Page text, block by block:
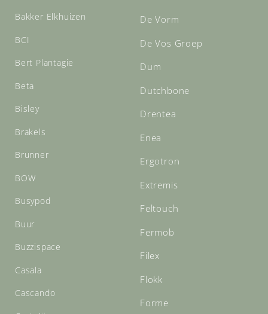
Bakker Elkhuizen
BCI
Bert Plantagie
Beta
Bisley
Brakels
Brunner
BOW
Busypod
Buur
Buzzispace
Casala
Cascando
De Vorm
De Vos Groep
Dum
Dutchbone
Drentea
Enea
Ergotron
Extremis
Feltouch
Fermob
Filex
Flokk
Forme